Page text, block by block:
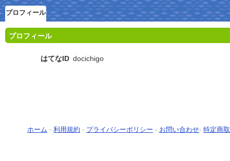
プロフィール
プロフィール
はてなID docichigo
ホーム - 利用規約 - プライバシーポリシー - お問い合わせ- 特定商